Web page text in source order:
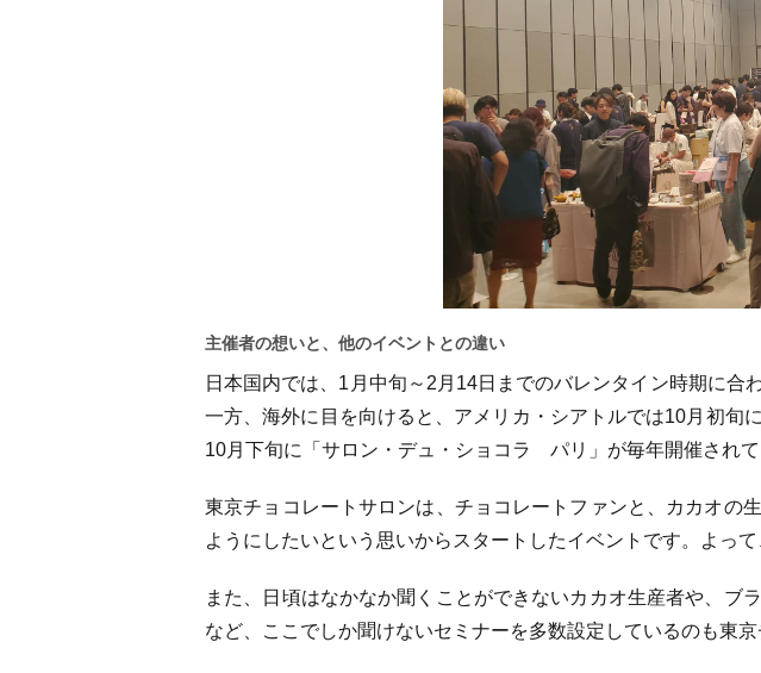
主催者の想いと、他のイベントとの違い
日本国内では、1月中旬～2月14日までのバレンタイン時期に合
一方、海外に目を向けると、アメリカ・シアトルでは10月初旬
10月下旬に「サロン・デュ・ショコラ パリ」が毎年開催されて
東京チョコレートサロンは、チョコレートファンと、カカオの
ようにしたいという思いからスタートしたイベントです。よっ
また、日頃はなかなか聞くことができないカカオ生産者や、ブ
など、ここでしか聞けないセミナーを多数設定しているのも東